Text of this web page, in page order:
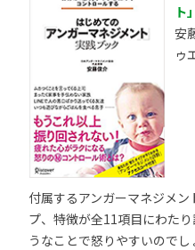
ト
安
ゥ
付属するアンガーマネジメ
プ、特徴が全11項目にわた
うなことで怒りやすいので